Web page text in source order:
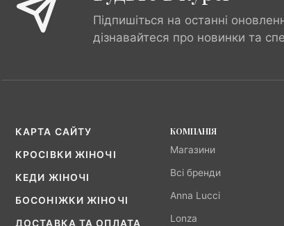
Підпишіться на останні
дізнавайтеся про новинки та
КАРТА САЙТУ
КРОСІВКИ ЖІНОЧІ
КЕДИ ЖІНОЧІ
БОСОНІЖКИ ЖІНОЧІ
ДОСТАВКА ТА ОПЛАТА
КОМПАНІЯ
Магазини
Всі бренди
Anna Lucci
Lonza